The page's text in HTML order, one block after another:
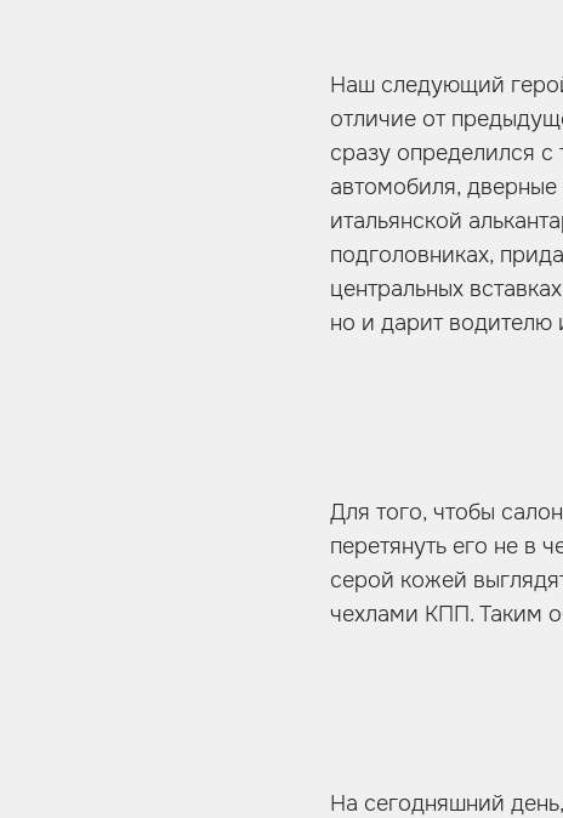
Наш следующий
отличие от
сразу определился с
автомобиля,
итальянской
подголовниках,
центральных
но и дарит водителю
Для того, чтобы
перетянуть его не в
серой кожей
чехлами КПП. Таким
На сегодняшний